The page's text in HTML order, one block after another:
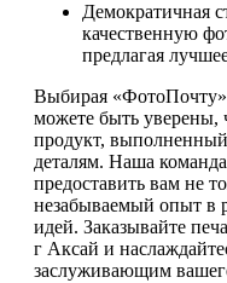
Демократичная
качественную
предлагая
Выбирая «ФотоПочту»
можете быть уверены,
продукт,
деталям. Наша
предоставить вам не
незабываемый опыт в
идей. Заказывайте
г Аксай и
заслуживающим